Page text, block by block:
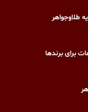
طلاوجواهر
برای برندها